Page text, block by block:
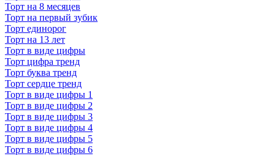
Торт на 8 месяцев
Торт на первый зубик
Торт единорог
Торт на 13 лет
Торт в виде цифры
Торт цифра тренд
Торт буква тренд
Торт сердце тренд
Торт в виде цифры 1
Торт в виде цифры 2
Торт в виде цифры 3
Торт в виде цифры 4
Торт в виде цифры 5
Торт в виде цифры 6